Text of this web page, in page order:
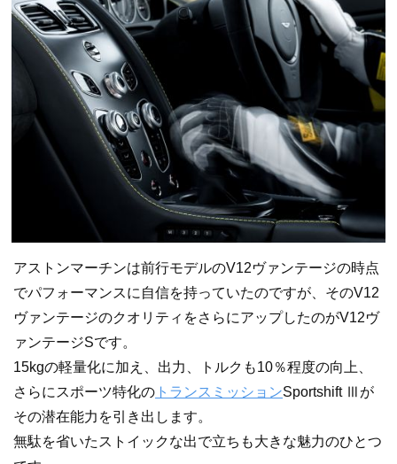
アストンマーチンは前行モデルのV12ヴァンテージの時点
でパフォーマンスに自信を持っていたのですが、そのV12
ヴァンテージのクオリティをさらにアップしたのがV12ヴ
ァンテージSです。
15kgの軽量化に加え、出力、トルクも10％程度の向上、
さらにスポーツ特化の トランスミッションSportshift Ⅲが
その潜在能力を引き出します。
無駄を省いたストイックな出で立ちも大きな魅力のひとつ